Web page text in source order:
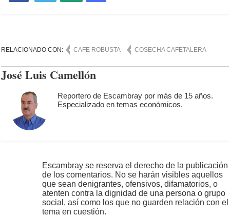
RELACIONADO CON: CAFE ROBUSTA COSECHA CAFETALERA
José Luis Camellón
Reportero de Escambray por más de 15 años.
Especializado en temas económicos.
Escambray se reserva el derecho de la publicación
de los comentarios. No se harán visibles aquellos
que sean denigrantes, ofensivos, difamatorios, o
atenten contra la dignidad de una persona o grupo
social, así como los que no guarden relación con el
tema en cuestión.